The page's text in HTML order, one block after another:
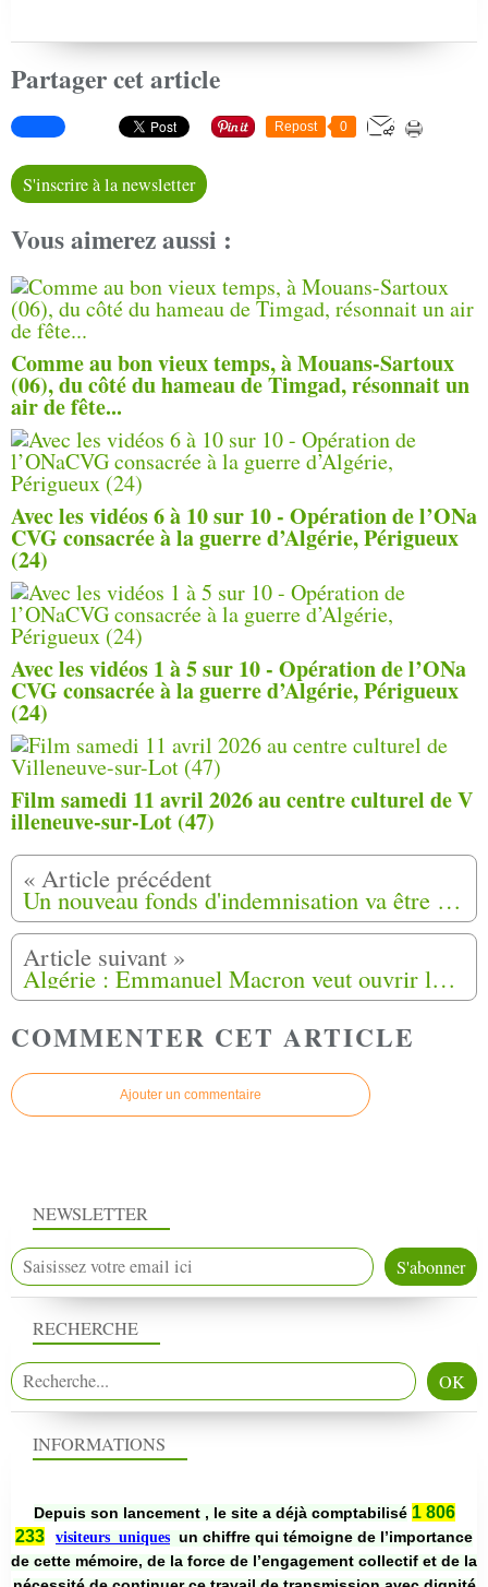
Partager cet article
Repost 0
S'inscrire à la newsletter
Vous aimerez aussi :
Comme au bon vieux temps, à Mouans-Sartoux
(06), du côté du hameau de Timgad, résonnait un
air de fête...
Avec les vidéos 6 à 10 sur 10 - Opération de l’ONa
CVG consacrée à la guerre d’Algérie, Périgueux
(24)
Avec les vidéos 1 à 5 sur 10 - Opération de l’ONa
CVG consacrée à la guerre d’Algérie, Périgueux
(24)
Film samedi 11 avril 2026 au centre culturel de V
illeneuve-sur-Lot (47)
Un nouveau fonds d'indemnisation va être ouvert pour les harkis
Algérie : Emmanuel Macron veut ouvrir le «chantier de la réparation» des Harkis
COMMENTER CET ARTICLE
Ajouter un commentaire
NEWSLETTER
RECHERCHE
INFORMATIONS
Depuis son lancement , le site a déjà comptabilisé 1 806
233
visiteurs uniques un chiffre qui témoigne de l’importance
de cette mémoire, de la force de l’engagement collectif et de la